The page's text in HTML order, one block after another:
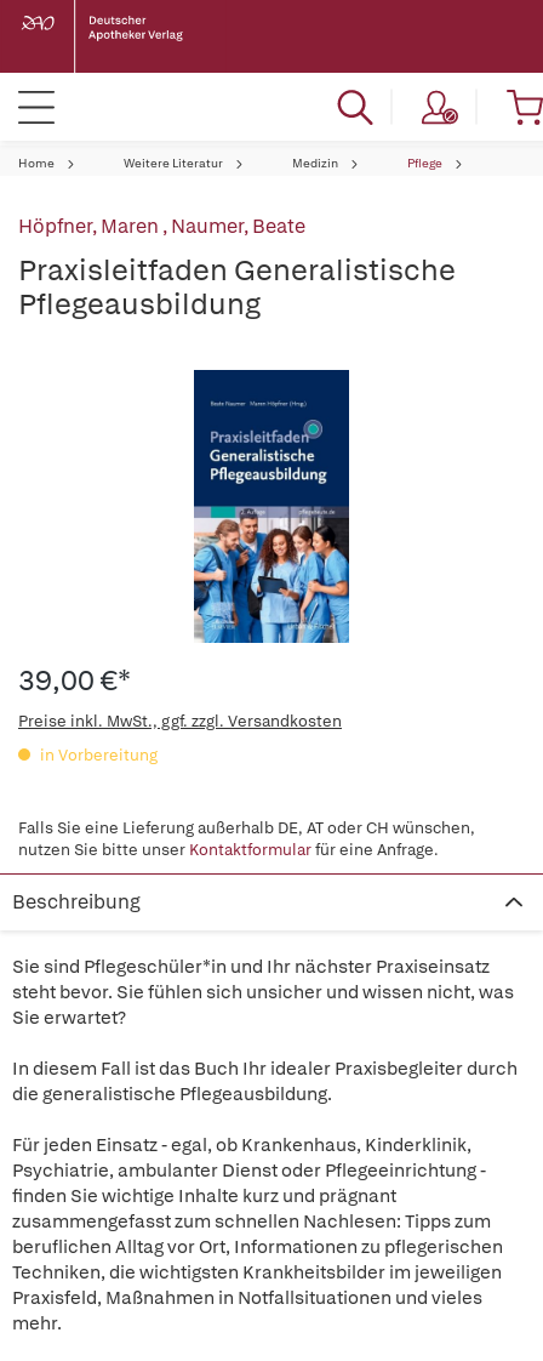
Home Weitere Literatur Medizin Pflege
Höpfner, Maren ,Naumer, Beate
Praxisleitfaden Generalistische
Pflegeausbildung
39,00 €*
Preise inkl. MwSt., ggf. zzgl. Versandkosten
in Vorbereitung
Falls Sie eine Lieferung außerhalb DE, AT oder CH wünschen,
nutzen Sie bitte unser Kontaktformularfür eine Anfrage.
Beschreibung
Sie sind Pflegeschüler*in und Ihr nächster Praxiseinsatz
steht bevor. Sie fühlen sich unsicher und wissen nicht, was
Sie erwartet?
In diesem Fall ist das Buch Ihr idealer Praxisbegleiter durch
die generalistische Pflegeausbildung.
Für jeden Einsatz - egal, ob Krankenhaus, Kinderklinik,
Psychiatrie, ambulanter Dienst oder Pflegeeinrichtung -
finden Sie wichtige Inhalte kurz und prägnant
zusammengefasst zum schnellen Nachlesen: Tipps zum
beruflichen Alltag vor Ort, Informationen zu pflegerischen
Techniken, die wichtigsten Krankheitsbilder im jeweiligen
Praxisfeld, Maßnahmen in Notfallsituationen und vieles
mehr.